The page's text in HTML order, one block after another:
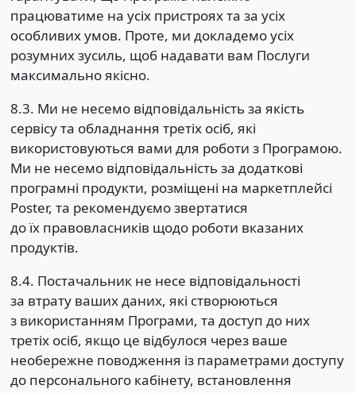
працюватиме на усіх пристроях та за усіх
особливих умов. Проте, ми докладемо усіх
розумних зусиль, щоб надавати вам Послуги
максимально якісно.
8.3. Ми не несемо відповідальність за якість
сервісу та обладнання третіх осіб, які
використовуються вами для роботи з Програмою.
Ми не несемо відповідальність за додаткові
програмні продукти, розміщені на маркетплейсі
Poster, та рекомендуємо звертатися
до їх правовласників щодо роботи вказаних
продуктів.
8.4. Постачальник не несе відповідальності
за втрату ваших даних, які створюються
з використанням Програми, та доступ до них
третіх осіб, якщо це відбулося через ваше
необережне поводження із параметрами доступу
до персонального кабінету, встановлення